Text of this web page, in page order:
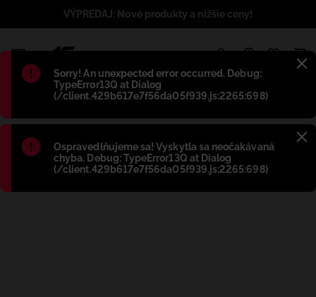
Błąd:
Sorry! An unexpected error occurred. Debug:
TypeError13Q at Dialog
(/client.429b617e7f56da05f939.js:2265:698)
Błąd:
Ospravedlňujeme sa! Vyskytla sa neočakávaná
chyba. Debug: TypeError13Q at Dialog
(/client.429b617e7f56da05f939.js:2265:698)
VÝPREDAJ: Nové produkty a nižšie ceny!